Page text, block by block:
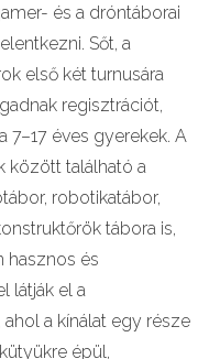
és a dróntáborai
Sőt, a
első két turnusára
regisztrációt,
7–17 éves gyerekek. A
között található a
robotikatábor,
tábora is,
hasznos és
látják el a
a kínálat egy része
épül,